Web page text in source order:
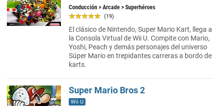
Conducción > Arcade > Superhéroes
(19)
El clásico de Nintendo, Super Mario Kart, llega a
la Consola Virtual de Wii U. Compite con Mario,
Yoshi, Peach y demás personajes del universo
Súper Mario en trepidantes carreras a bordo de
karts.
Super Mario Bros 2
Wii U